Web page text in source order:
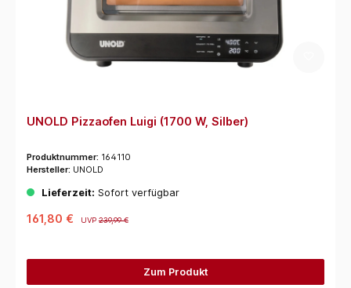
UNOLD Pizzaofen Luigi (1700 W, Silber)
Produktnummer: 164110
Hersteller: UNOLD
Lieferzeit: Sofort verfügbar
161,80 € UVP239,99 €
Zum Produkt